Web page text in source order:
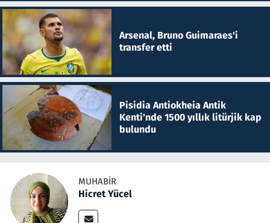
Arsenal, Bruno Guimaraes'i
transfer etti
Pisidia Antiokheia Antik
Kenti'nde 1500 yıllık litürjik kap
bulundu
MUHABIR
Hicret Yücel